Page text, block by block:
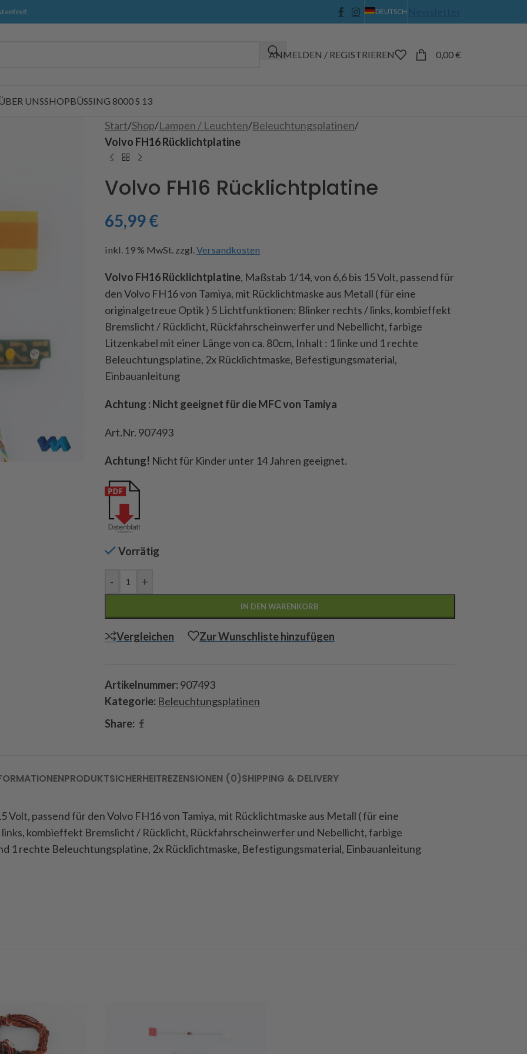
DEUTSCH
ANMELDEN / REGISTRIEREN 0,00€
UNSSHOPBÜSSING 8000 S 13
Start/Shop/Lampen / Leuchten/Beleuchtungsplatinen/
Volvo FH16 Rücklichtplatine
Volvo FH16 Rücklichtplatine
65,99€
inkl. 19 % MwSt. zzgl.Versandkosten
Volvo FH16 Rücklichtplatine, Maßstab 1/14, von 6,6 bis 15 Volt, passend für
den Volvo FH16 von Tamiya, mit Rücklichtmaske aus Metall ( für eine
originalgetreue Optik ) 5 Lichtfunktionen: Blinker rechts / links, kombieffekt
Bremslicht / Rücklicht, Rückfahrscheinwerfer und Nebellicht, farbige
Litzenkabel mit einer Länge von ca. 80cm, Inhalt : 1 linke und 1 rechte
Beleuchtungsplatine, 2x Rücklichtmaske, Befestigungsmaterial,
Einbauanleitung
Achtung : Nicht geeignet für die MFC von Tamiya
Art.Nr. 907493
Achtung! Nicht für Kinder unter 14 Jahren geeignet.
Vorrätig
- +
IN DEN WARENKORB
Vergleichen Zur Wunschliste hinzufügen
Artikelnummer: 907493
Kategorie: Beleuchtungsplatinen
Share:
PRODUKTSICHERHEITREZENSIONEN (0)SHIPPING & DELIVERY
Volt, passend für den Volvo FH16 von Tamiya, mit Rücklichtmaske aus Metall ( für eine
kombieffekt Bremslicht / Rücklicht, Rückfahrscheinwerfer und Nebellicht, farbige
1 rechte Beleuchtungsplatine, 2x Rücklichtmaske, Befestigungsmaterial, Einbauanleitung